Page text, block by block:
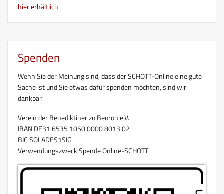
hier erhältlich
Spenden
Wenn Sie der Meinung sind, dass der SCHOTT-Online eine gute
Sache ist und Sie etwas dafür spenden möchten, sind wir
dankbar.
Verein der Benediktiner zu Beuron e.V.
IBAN DE31 6535 1050 0000 8013 02
BIC SOLADES1SIG
Verwendungszweck Spende Online-SCHOTT